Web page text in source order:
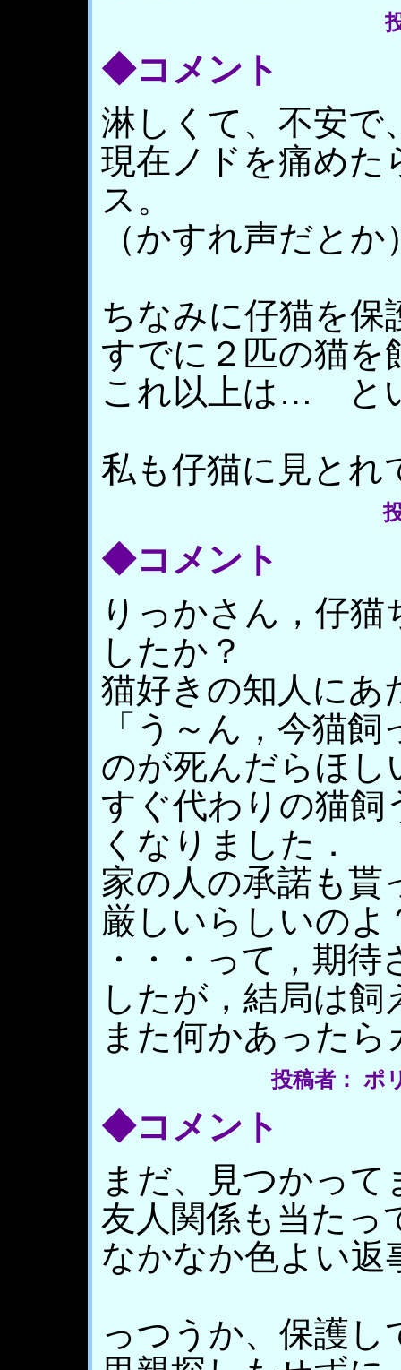
◆コメント
淋しくて、不安
現在ノドを痛めた
ス。
（かすれ声だとか
ちなみに仔猫を保
すでに２匹の猫を
これ以上は… と
私も仔猫に見と
◆コメント
りっかさん，仔
したか？
猫好きの知人にあ
「う～ん，今猫
のが死んだらほし
すぐ代わりの猫飼
くなりました．
家の人の承諾も貰
厳しいらしいのよ
・・・って，期
したが，結局は
また何かあった
投稿者： ポ
◆コメント
まだ、見つかっ
友人関係も当たっ
なかなか色よい
っつうか、保護